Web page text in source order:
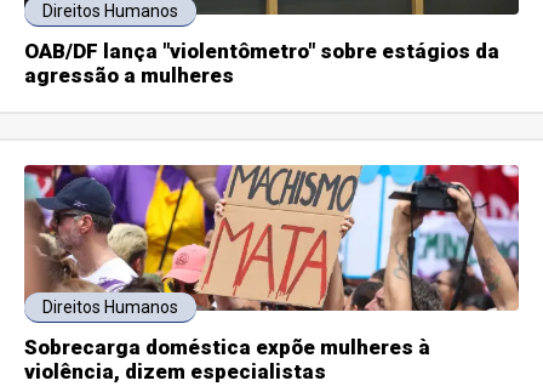
Direitos Humanos
OAB/DF lança "violentômetro" sobre estágios da
agressão a mulheres
Direitos Humanos
Sobrecarga doméstica expõe mulheres à
violência, dizem especialistas